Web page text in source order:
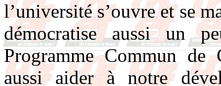
l’université s’ouvre et se
démocratise aussi un
Programme Commun de
aussi aider à notre